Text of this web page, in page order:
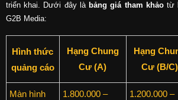
triển khai. Dưới đây là bảng giá tham khảotừ
G2B Media:
Hình thức
quảng cáo
Hạng Chung
Cư (A)
Hạng
Cư (B/C)
Màn hình
1.800.000 –
1.200.000 –